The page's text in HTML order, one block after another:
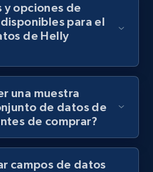
y opciones de
para el
de Helly
una muestra
de datos de
de comprar?
campos de datos